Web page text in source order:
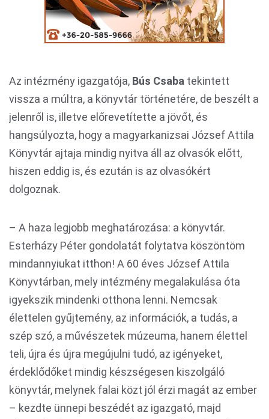
Az intézmény igazgatója, Bús Csaba tekintett
vissza a múltra, a könyvtár történetére, de beszélt a
jelenről is, illetve előrevetítette a jövőt, és
hangsúlyozta, hogy a magyarkanizsai József Attila
Könyvtár ajtaja mindig nyitva áll az olvasók előtt,
hiszen eddig is, és ezután is az olvasókért
dolgoznak.
– A haza legjobb meghatározása: a könyvtár.
Esterházy Péter gondolatát folytatva köszöntöm
mindannyiukat itthon! A 60 éves József Attila
Könyvtárban, mely intézmény megalakulása óta
igyekszik mindenki otthona lenni. Nemcsak
élettelen gyűjtemény, az információk, a tudás, a
szép szó, a művészetek múzeuma, hanem élettel
teli, újra és újra megújulni tudó, az igényeket,
érdeklődőket mindig készségesen kiszolgáló
könyvtár, melynek falai közt jól érzi magát az ember
– kezdte ünnepi beszédét az igazgató, majd